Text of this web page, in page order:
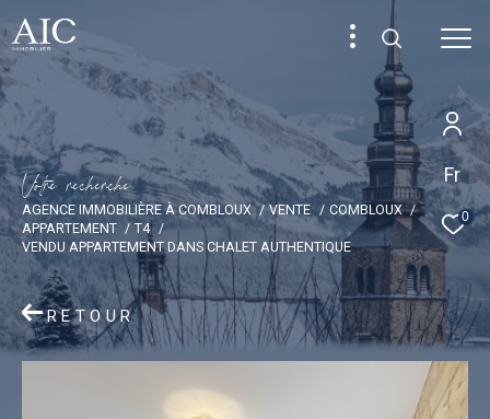
Fr
0
Votre recherche
AGENCE IMMOBILIÈRE À COMBLOUX VENTE
COMBLOUX
APPARTEMENT
T4
VENDU APPARTEMENT DANS CHALET AUTHENTIQUE
RETOUR